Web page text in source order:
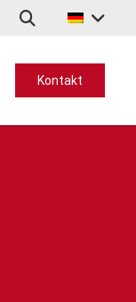
Kontakt